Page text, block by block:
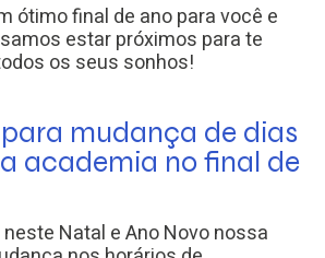
ótimo final de ano para você e
estar próximos para te
os seus sonhos!
mudança de dias
academia no final de
Natal e Ano Novo nossa